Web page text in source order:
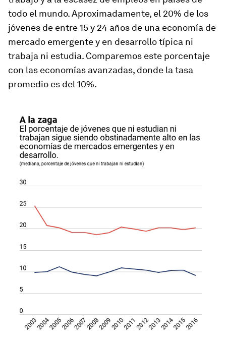
todo el mundo. Aproximadamente, el 20% de los
jóvenes de entre 15 y 24 años de una economía de
mercado emergente y en desarrollo típica ni
trabaja ni estudia. Comparemos este porcentaje
con las economías avanzadas, donde la tasa
promedio es del 10%.